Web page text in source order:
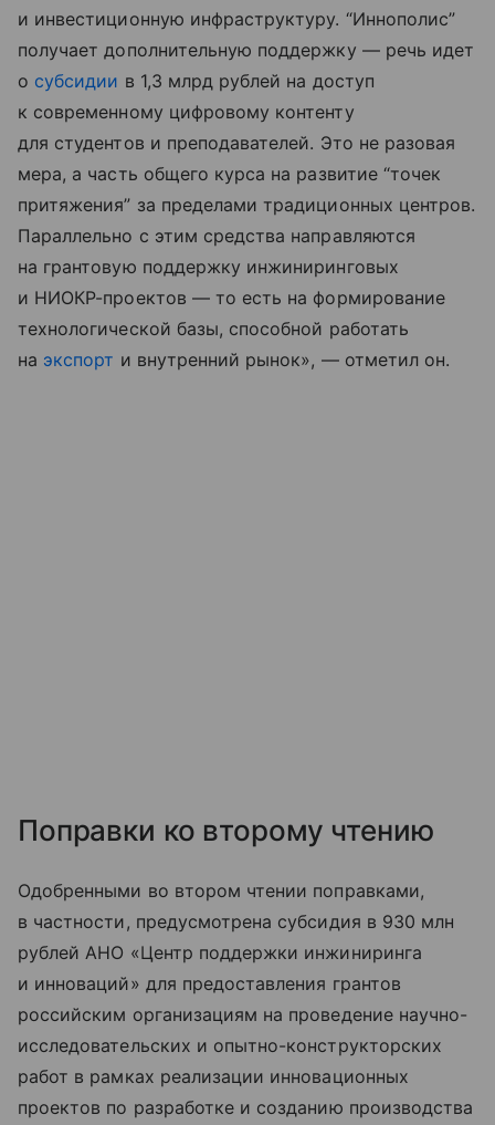
и инвестиционную инфраструктуру. “Иннополис”
получает дополнительную поддержку — речь идет
о субсидии в 1,3 млрд рублей на доступ
к современному цифровому контенту
для студентов и преподавателей. Это не разовая
мера, а часть общего курса на развитие “точек
притяжения” за пределами традиционных центров.
Параллельно с этим средства направляются
на грантовую поддержку инжиниринговых
и НИОКР-проектов — то есть на формирование
технологической базы, способной работать
на экспорт и внутренний рынок», — отметил он.
Поправки ко второму чтению
Одобренными во втором чтении поправками,
в частности, предусмотрена субсидия в 930 млн
рублей АНО «Центр поддержки инжиниринга
и инноваций» для предоставления грантов
российским организациям на проведение научно-
исследовательских и опытно-конструкторских
работ в рамках реализации инновационных
проектов по разработке и созданию производства